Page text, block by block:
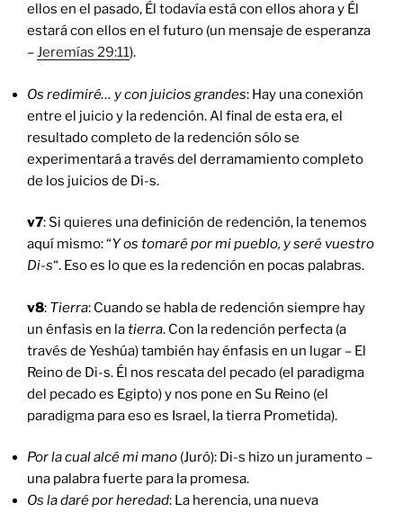
ellos en el pasado, Él todavía está con ellos ahora y Él
estará con ellos en el futuro (un mensaje de esperanza
–Jeremías 29:11).
Os redimiré… y con juicios grandes: Hay una conexión
entre el juicio y la redención. Al final de esta era, el
resultado completo de la redención sólo se
experimentará a través del derramamiento completo
de los juicios de Di-s.
v7: Si quieres una definición de redención, la tenemos
aquí mismo: “Y os tomaré por mi pueblo, y seré vuestro
Di-s“. Eso es lo que es la redención en pocas palabras.
v8: Tierra: Cuando se habla de redención siempre hay
un énfasis en latierra. Con la redención perfecta (a
través de Yeshúa) también hay énfasis en un lugar – El
Reino de Di-s. Él nos rescata del pecado (el paradigma
del pecado es Egipto) y nos pone en Su Reino (el
paradigma para eso es Israel, la tierra Prometida).
Por la cual alcé mi mano (Juró): Di-s hizo un juramento –
una palabra fuerte para la promesa.
Os la daré por heredad: La herencia, una nueva